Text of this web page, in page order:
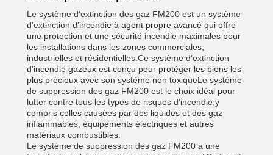
Le système d'extinction des gaz FM200 est un système
d'extinction d'incendie à agent propre avancé qui offre
une protection et une sécurité incendie maximales pour
les installations dans les zones commerciales,
industrielles et résidentielles.Ce système d'extinction
d'incendie gazeux est conçu pour protéger les biens les
plus précieux avec son système non toxiqueLe système
de suppression des gaz FM200 est le choix idéal pour
lutter contre tous les types de risques d'incendie,y
compris celles causées par des liquides et des gaz
inflammables, équipements électriques et autres
matériaux combustibles.
Le système de suppression des gaz FM200 a une